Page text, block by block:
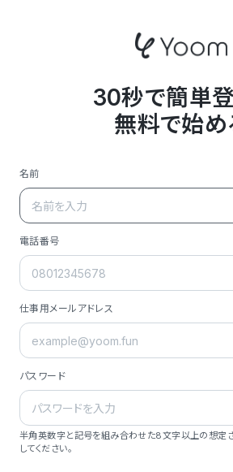
30秒で簡単登
無料で始め
名前
電話番号
仕事用メールアドレス
パスワード
半角英数字と記号を組み合わせた8文字以上の想定
してください。